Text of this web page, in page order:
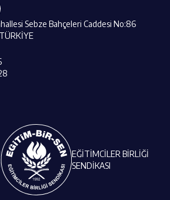
EĞİTİMCİLER BİRLİĞİ
SENDİKASI
Sebze Bahçeleri Caddesi No:86